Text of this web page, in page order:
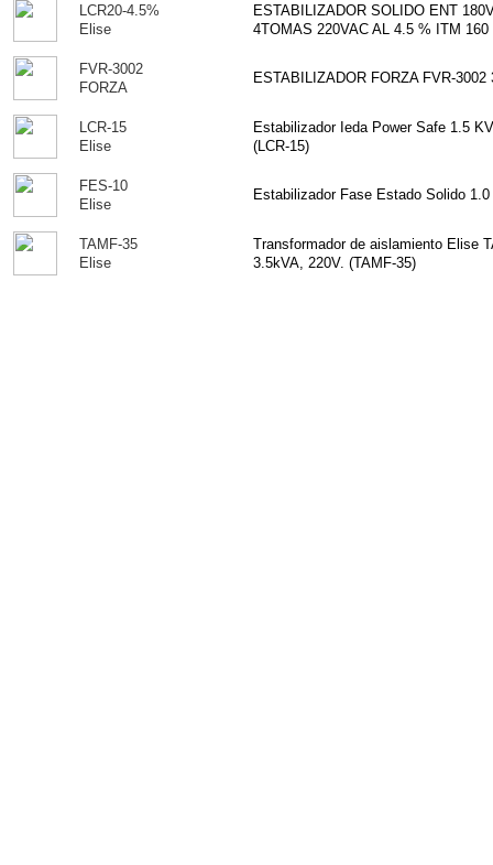
LCR20-4.5%
Elise
ESTABILIZADOR SOLIDO ENT
4TOMAS 220VAC AL 4.5 % ITM 160
FVR-3002
FORZA
ESTABILIZADOR FORZA FVR-3002
LCR-15
Elise
Estabilizador Ieda Power Safe 1.5
(LCR-15)
FES-10
Elise
Estabilizador Fase Estado Solido
TAMF-35
Elise
Transformador de aislamiento Elise
3.5kVA, 220V. (TAMF-35)